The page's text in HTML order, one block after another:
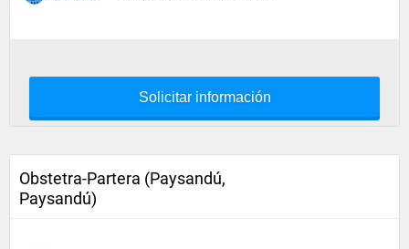
Solicitar información
Obstetra-Partera (Paysandú,
Paysandú)